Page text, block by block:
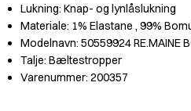
Lukning: Knap- og lynlåslukning
Materiale: 1% Elastane , 99%
Modelnavn: 50559924 RE.MAINE
Talje: Bæltestropper
Varenummer: 200357